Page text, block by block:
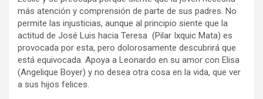
más atención y comprensión de parte de sus padres. No
permite las injusticias, aunque al principio siente que la
actitud de José Luis hacia Teresa (Pilar Ixquic Mata) es
provocada por esta, pero dolorosamente descubrirá que
está equivocada. Apoya a Leonardo en su amor con Elisa
(Angelique Boyer) y no desea otra cosa en la vida, que ver
a sus hijos felices.